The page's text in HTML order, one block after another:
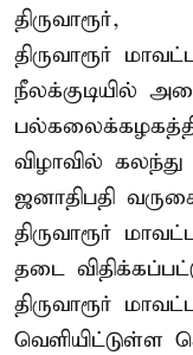
திருவாரூர்,
திருவாரூர்
நீலக்குடியில்
விழாவில்
ஜனாதிபதி
திருவாரூர்
தடை
திருவாரூர்
வெளியிட்டுள்ள